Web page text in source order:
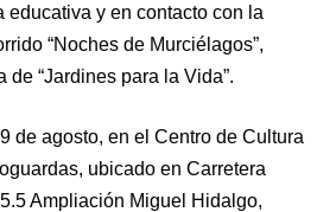
educativa y en contacto con la
“Noches de Murciélagos”,
de “Jardines para la Vida”.
de agosto, en el Centro de Cultura
ubicado en Carretera
Ampliación Miguel Hidalgo,